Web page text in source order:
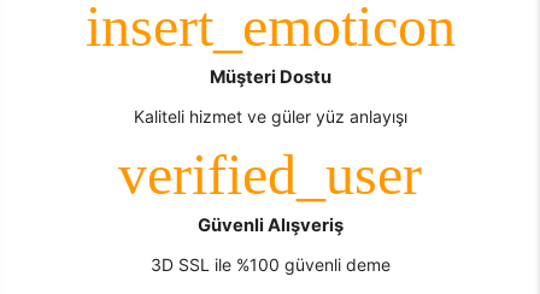
Müşteri Dostu
Kaliteli hizmet ve güler yüz anlayışı
Güvenli Alışveriş
3D SSL ile %100 güvenli deme